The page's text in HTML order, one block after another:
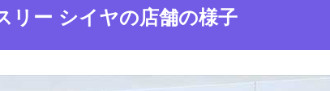
リー シイヤの店舗の様子